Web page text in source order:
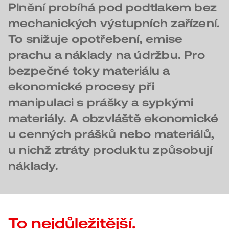
Plnění probíhá pod podtlakem bez
mechanických výstupních zařízení.
To snižuje opotřebení, emise
prachu a náklady na údržbu. Pro
bezpečné toky materiálu a
ekonomické procesy při
manipulaci s prášky a sypkými
materiály. A obzvláště ekonomické
u cenných prášků nebo materiálů,
u nichž ztráty produktu způsobují
náklady.
To nejdůležitější.